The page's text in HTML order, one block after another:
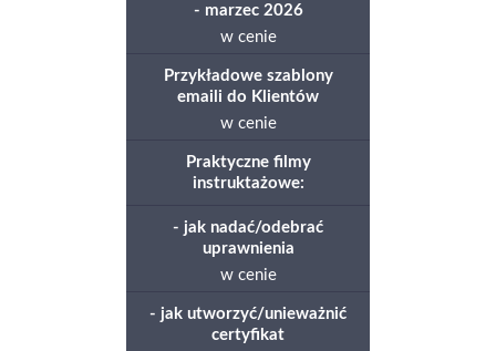
- marzec 2026
w cenie
Przykładowe szablony
emaili do Klientów
w cenie
Praktyczne filmy
instruktażowe:
- jak nadać/odebrać
uprawnienia
w cenie
- jak utworzyć/unieważnić
certyfikat